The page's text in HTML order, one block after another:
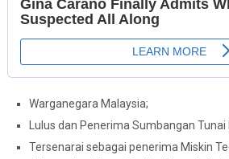
Warganegara Malaysia;
Lulus dan Penerima Sumbangan
Tersenarai sebagai penerima Miskin